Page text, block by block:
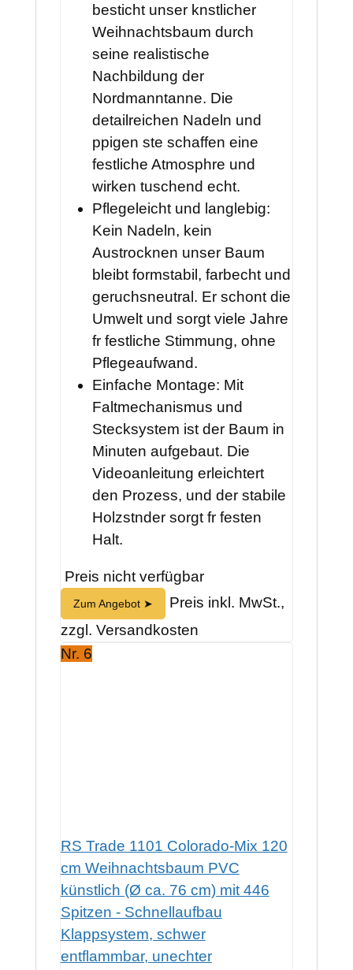
besticht unser knstlicher
Weihnachtsbaum durch
seine realistische
Nachbildung der
Nordmanntanne. Die
detailreichen Nadeln und
ppigen ste schaffen eine
festliche Atmosphre und
wirken tuschend echt.
Pflegeleicht und langlebig:
Kein Nadeln, kein
Austrocknen unser Baum
bleibt formstabil, farbecht und
geruchsneutral. Er schont die
Umwelt und sorgt viele Jahre
fr festliche Stimmung, ohne
Pflegeaufwand.
Einfache Montage: Mit
Faltmechanismus und
Stecksystem ist der Baum in
Minuten aufgebaut. Die
Videoanleitung erleichtert
den Prozess, und der stabile
Holzstnder sorgt fr festen
Halt.
Preis nicht verfügbar
Zum Angebot ➤
Preis inkl. MwSt.,
zzgl. Versandkosten
Nr. 6
RS Trade 1101 Colorado-Mix 120
cm Weihnachtsbaum PVC
künstlich (Ø ca. 76 cm) mit 446
Spitzen - Schnellaufbau
Klappsystem, schwer
entflammbar, unechter